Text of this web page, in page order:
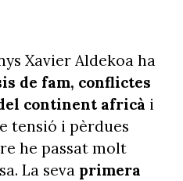
Xavier Aldekoa ha
de fam, conflictes
continent africà i
tensió i pèrdues
he passat molt
La seva primera